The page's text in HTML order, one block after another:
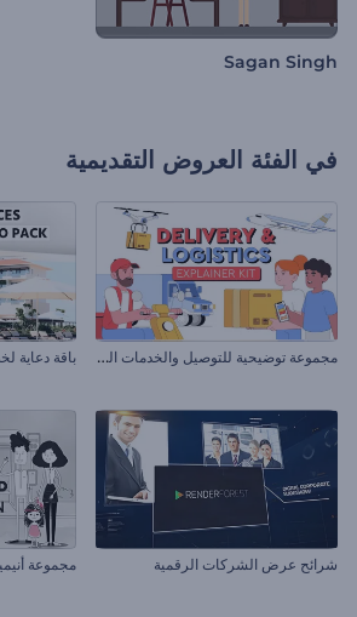
Sagan Singh
في الفئة العروض التقديمية
م
جموعة توضيحية للتوصيل والخدمات اللوجستية باقة دعاية
شرائح عرض الشركات الرقمية مجموعة